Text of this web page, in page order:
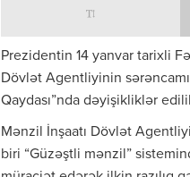
Prezidentin 14 yanvar tarixli
Dövlət Agentliyinin
Qaydası”nda dəyişikliklər
Mənzil İnşaatı Dövlət
biri “Güzəştli mənzil”